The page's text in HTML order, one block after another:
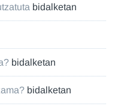
bidalketan
bidalketan
bidalketan